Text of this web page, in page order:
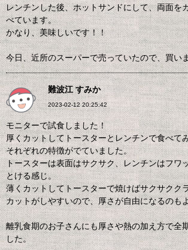
レンチンした後、ホットサンドにして、両面を
べています。
かなり、美味しいです！！
今日、近所のスーパーで売っていたので、買い
難波江 すみか
2023-02-12 20:25:42
モニターで試食しました！
厚くカットしてトースターとレンチンで食べて
それぞれの特徴がでていました。
トースターは表面はサクサク、レンチンはフワ
とける感じ。
薄くカットしてトースターで焼けばサクサクク
カットがしやすいので、厚さが自由になるのも
離乳食期のお子さんにも厚さや熱の加え方で全
した。